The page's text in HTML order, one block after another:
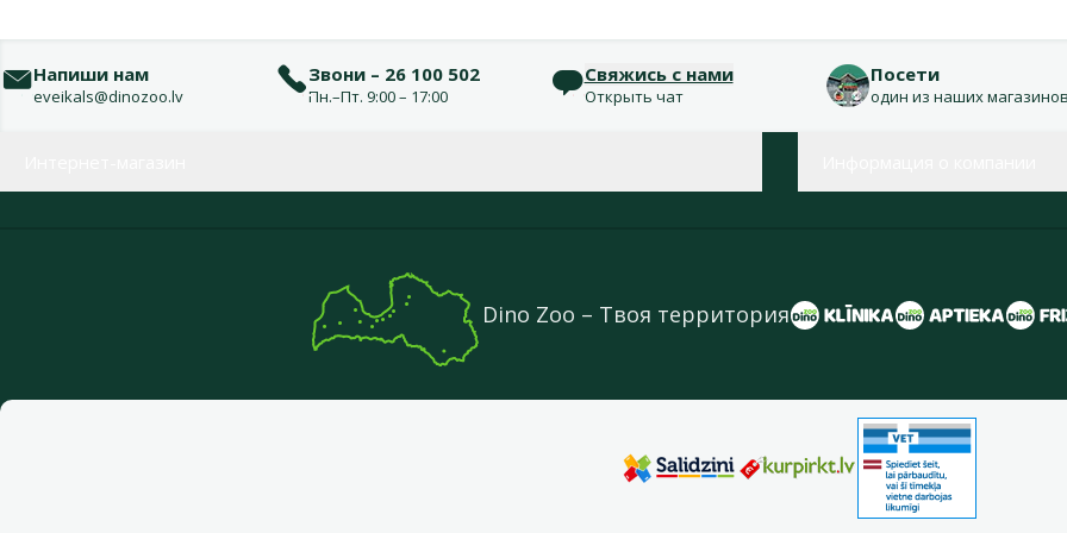
Напиши нам
eveikals@dinozoo.lv
Звони – 26 100 502
Пн.–Пт. 9:00 – 17:00
Свяжись с нами
Открыть чат
Посети
один из наших
Dino Zoo – Твоя территория